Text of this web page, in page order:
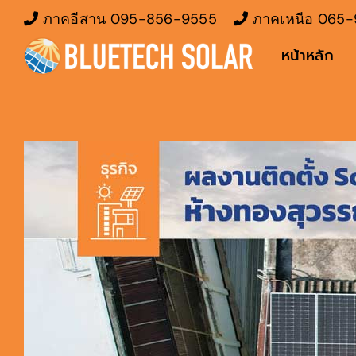
content
ภาคอีสาน 095-856-9555 ภาคเหนือ 065-
หน้าหลัก